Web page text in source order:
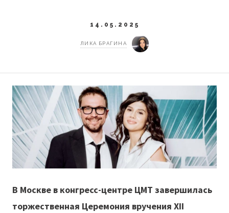
14.05.2025
ЛИКА БРАГИНА
В Москве в конгресс-центре ЦМТ завершилась
торжественная Церемония вручения XII